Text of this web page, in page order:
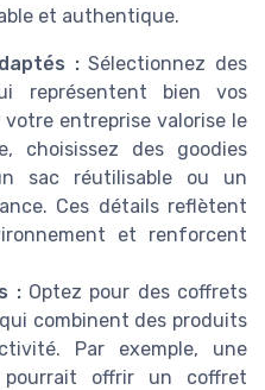
et authentique.
:Sélectionnez des
représentent bien vos
votre entreprise valorise le
choisissez des goodies
sac réutilisable ou un
Ces détails reflètent
et renforcent
:Optez pour des coffrets
combinent des produits
Par exemple, une
offrir un coffret